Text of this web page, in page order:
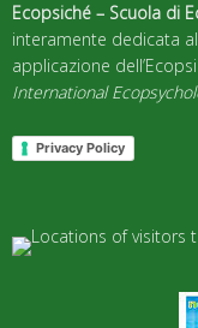
Ecopsiché – Scuola di
interamente dedicata
applicazione
International
Privacy Policy